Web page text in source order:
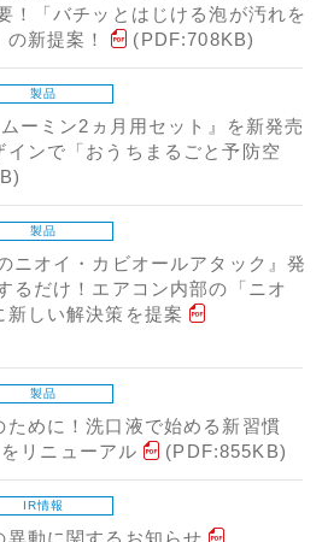
！「バチッとはじける泡が汚れを
新提案！
(PDF:708KB)
製品
ーミン2ヵ月用セット』を新発売
ンで「おうちまるごと予防空
製品
ニオイ・カビオールアタック』発
るだけ！エアコン内部の「ニオ
新しい解決策を提案
製品
ために！洗口液で始める新習慣
リニューアル
(PDF:855KB)
IR情報